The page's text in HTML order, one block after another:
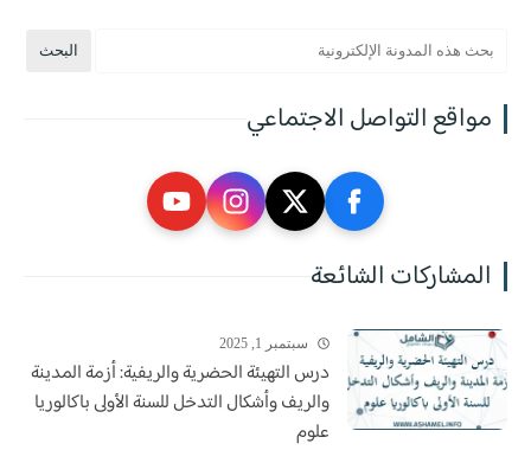
مواقع التواصل الاجتماعي
المشاركات الشائعة
سبتمبر 1, 2025
درس التهيئة الحضرية والريفية: أزمة المدينة
والريف وأشكال التدخل للسنة الأولى باكالوريا
علوم